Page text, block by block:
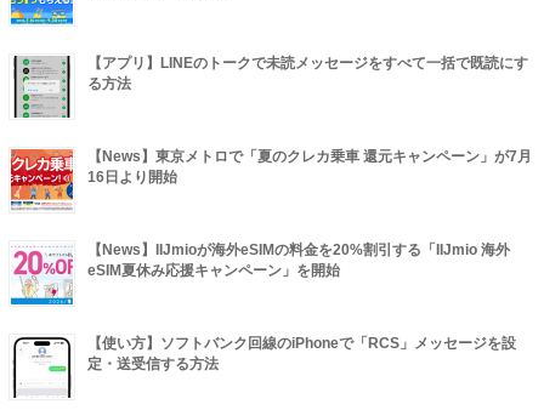
【アプリ】LINEのトークで未読メッセージをすべて一括で既読にす
る方法
【News】東京メトロで「夏のクレカ乗車 還元キャンペーン」が7月
16日より開始
【News】IIJmioが海外eSIMの料金を20%割引する「IIJmio 海外
eSIM夏休み応援キャンペーン」を開始
【使い方】ソフトバンク回線のiPhoneで「RCS」メッセージを設
定・送受信する方法